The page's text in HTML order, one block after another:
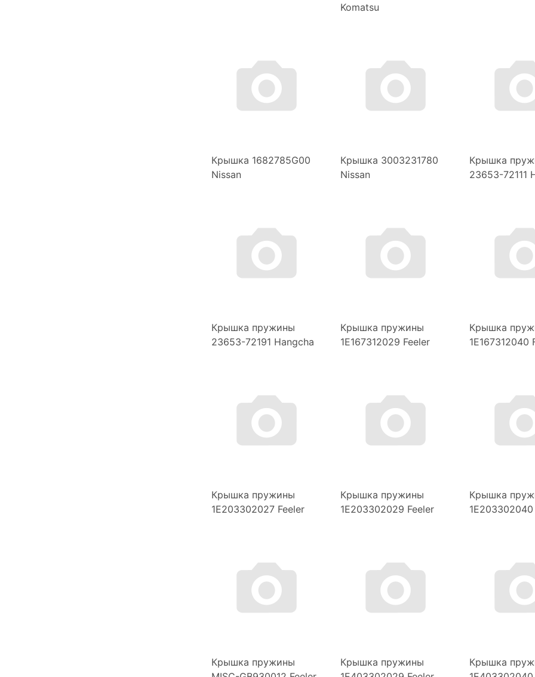
Komatsu
Крышка 1682785G00
Nissan
Крышка 3003231780
Nissan
Крышка
23653-72111
Крышка пружины
23653-72191 Hangcha
Крышка пружины
1E167312029 Feeler
Крышка
1E167312040
Крышка пружины
1E203302027 Feeler
Крышка пружины
1E203302029 Feeler
Крышка
1E203302040
Крышка пружины
Крышка пружины
Крышка